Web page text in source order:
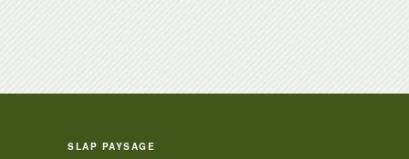
SLAP PAYSAGE